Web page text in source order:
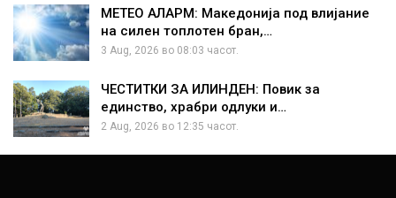
МЕТЕО АЛАРМ: Македонија под влијание
на силен топлотен бран,…
3 Aug, 2026 во 08:03 часот.
ЧЕСТИТКИ ЗА ИЛИНДЕН: Повик за
единство, храбри одлуки и…
2 Aug, 2026 во 12:35 часот.